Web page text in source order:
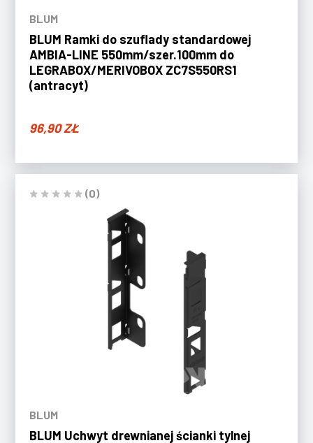
BLUM
BLUM Ramki do szuflady standardowej
AMBIA-LINE 550mm/szer.100mm do
LEGRABOX/MERIVOBOX ZC7S550RS1
(antracyt)
96,90ZŁ
(0)
BLUM
BLUM Uchwyt drewnianej ścianki tylnej